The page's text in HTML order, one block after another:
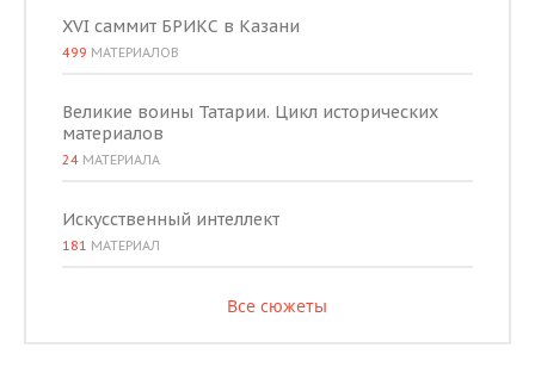
XVI саммит БРИКС в Казани
499 МАТЕРИАЛОВ
Великие воины Татарии. Цикл исторических
материалов
24 МАТЕРИАЛА
Искусственный интеллект
181 МАТЕРИАЛ
Все сюжеты